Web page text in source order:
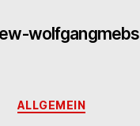
wolfgangmebs
Kategorien
ALLGEMEIN